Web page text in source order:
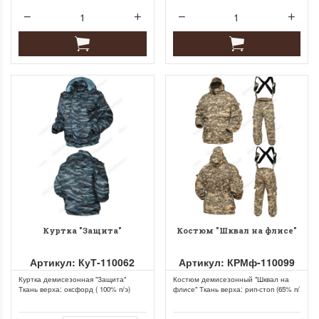
капюшоне,оправдал
Соколков Анатолий
Николаевич
24 января 2022 18:41
на внутренней
Вячеславович
27 декабря
Куртка "Защита"
Артикул: КуТ-110062
Куртка демисезонная "Защита"
Ткань верха: оксфорд ( 100% п/э)
Костюм "Шквал на флисе"
Артикул: КРМф-110099
Костюм демисезонный "Шквал на
флисе" Ткань верха: рип-стоп (65% п/